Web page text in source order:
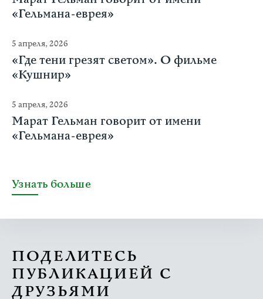
«Гельмана-еврея»
5 апреля, 2026
«Где тени грезят светом». О фильме
«Кушнир»
5 апреля, 2026
Марат Гельман говорит от имени
«Гельмана-еврея»
Узнать больше
ПОДЕЛИТЕСЬ
ПУБЛИКАЦИЕЙ С
ДРУЗЬЯМИ